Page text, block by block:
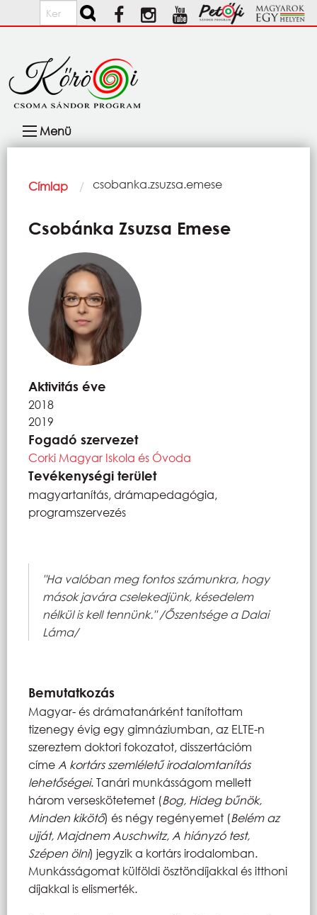
Ugrás a tartalomra
Keresés
navigáció
Menü
Morzsa
Címlap Current:
csobanka.zsuzsa.emese
Csobánka Zsuzsa Emese
Aktivitás éve
2018
2019
Fogadó szervezet
Corki Magyar Iskola és Óvoda
Tevékenységi terület
magyartanítás, drámapedagógia,
programszervezés
"Ha valóban meg fontos számunkra, hogy
mások javára cselekedjünk, késedelem
nélkül is kell tennünk." /Őszentsége a Dalai
Láma/
Bemutatkozás
Magyar- és drámatanárként tanítottam
tizenegy évig egy gimnáziumban, az ELTE-n
szereztem doktori fokozatot, disszertációm
címe A kortárs szemléletű irodalomtanítás
lehetőségei. Tanári munkásságom mellett
három verseskötetemet (Bog, Hideg bűnök,
Minden kikötő) és négy regényemet (Belém az
ujját, Majdnem Auschwitz, A hiányzó test,
Szépen ölni) jegyzik a kortárs irodalomban.
Munkásságomat külföldi ösztöndíjakkal és itthoni
díjakkal is elismerték.